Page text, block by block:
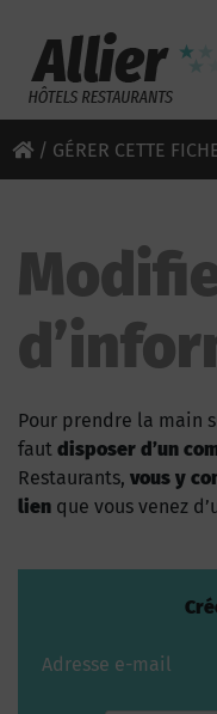
/ GÉRER CETTE
Pour prendre la main
faut disposer d’un
Restaurants, vous y
lien que vous venez
Adresse e-mail